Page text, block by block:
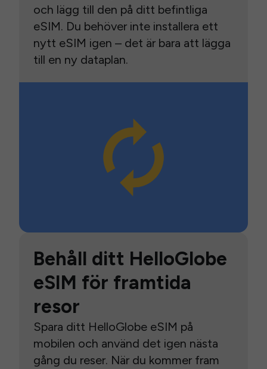
och lägg till den på ditt befintliga
eSIM. Du behöver inte installera ett
nytt eSIM igen – det är bara att lägga
till en ny dataplan.
Behåll ditt HelloGlobe
eSIM för framtida
resor
Spara ditt HelloGlobe eSIM på
mobilen och använd det igen nästa
gång du reser. När du kommer fram